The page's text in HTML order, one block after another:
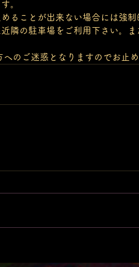
。
ることが出来ない場合には強制
隣の駐車場をご利用下さい。
のご迷惑となりますのでお止め